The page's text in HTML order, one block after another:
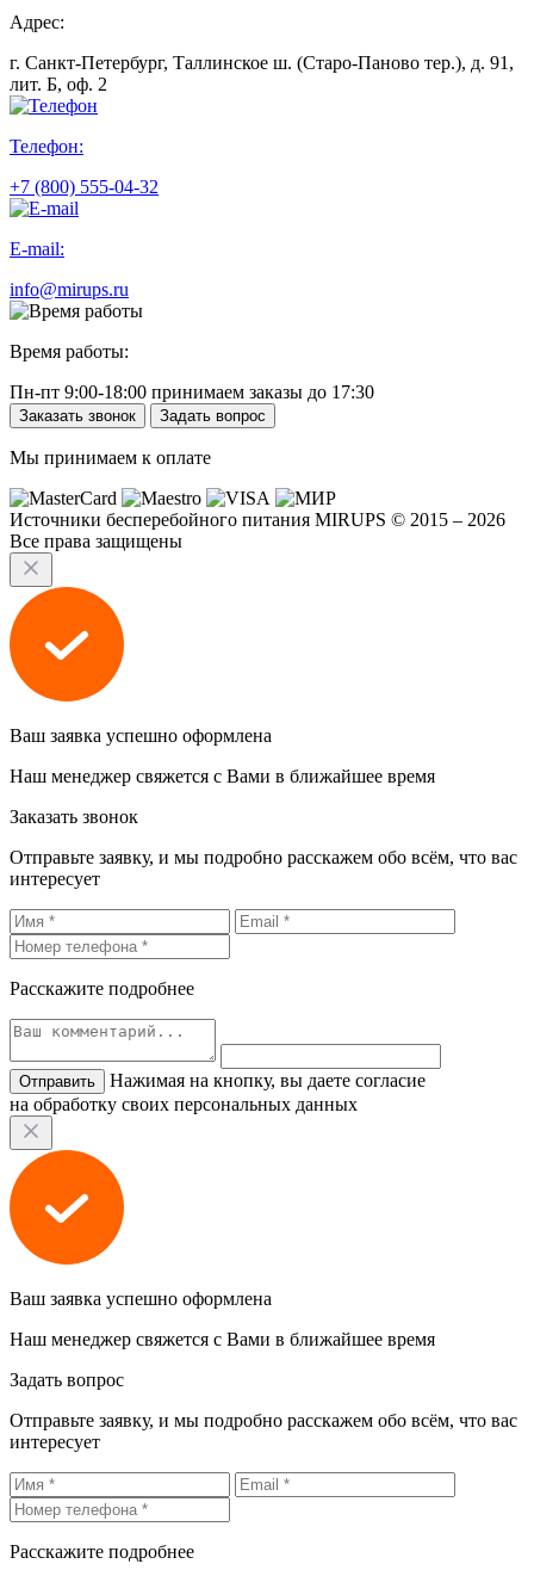
Адрес:
г. Санкт-Петербург, Таллинское ш. (Старо-Паново тер.), д. 91,
лит. Б, оф. 2
Телефон:
+7 (800) 555-04-32
E-mail:
info@mirups.ru
Время работы:
Пн-пт 9:00-18:00 принимаем заказы до 17:30
Заказать звонок Задать вопрос
Мы принимаем к оплате
Источники бесперебойного питания MIRUPS © 2015 – 2026
Все права защищены
Ваш заявка успешно оформлена
Наш менеджер свяжется с Вами в ближайшее время
Заказать звонок
Отправьте заявку, и мы подробно расскажем обо всём, что вас
интересует
Расскажите подробнее
Нажимая на кнопку, вы даете согласие
на обработку своих персональных данных
Ваш заявка успешно оформлена
Наш менеджер свяжется с Вами в ближайшее время
Задать вопрос
Отправьте заявку, и мы подробно расскажем обо всём, что вас
интересует
Расскажите подробнее